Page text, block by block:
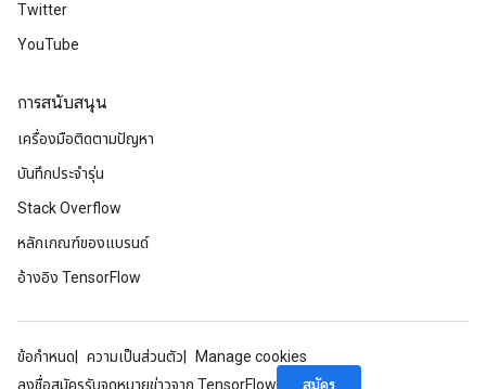
Twitter
YouTube
การสนับสนุน
เครื่องมือติดตามปัญหา
บันทึกประจำรุ่น
Stack Overflow
หลักเกณฑ์ของแบรนด์
อ้างอิง TensorFlow
ข้อกำหนด ความเป็นส่วนตัว
Manage cookies
ลงชื่อสมัครรับจดหมายข่าวจาก TensorFlow
สมัคร